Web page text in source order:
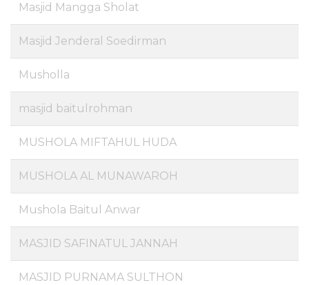
Masjid Mangga Sholat
Masjid Jenderal Soedirman
Musholla
masjid baitulrohman
MUSHOLA MIFTAHUL HUDA
MUSHOLA AL MUNAWAROH
Mushola Baitul Anwar
MASJID SAFINATUL JANNAH
MASJID PURNAMA SULTHON